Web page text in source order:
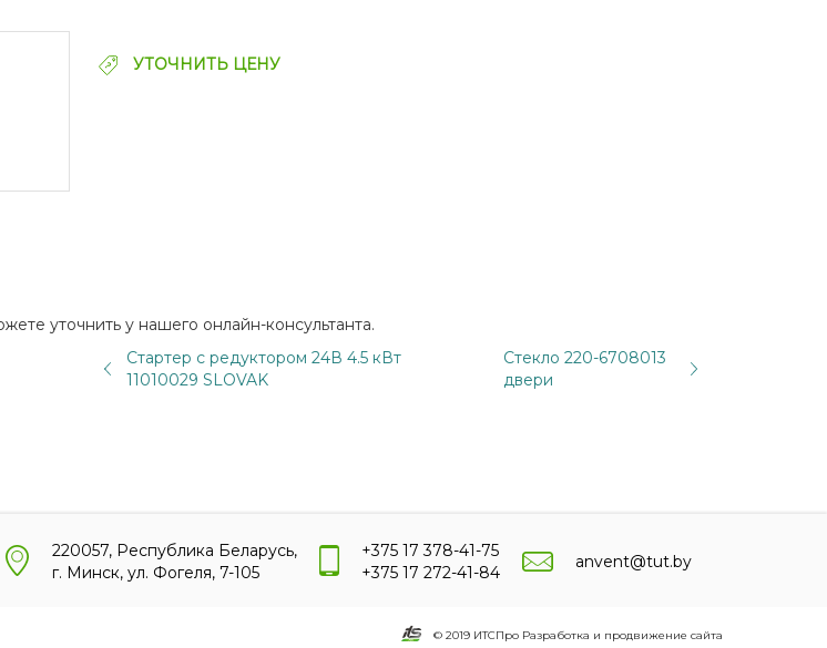
УТОЧНИТЬ ЦЕНУ
уточнить у нашего онлайн-консультанта.
Стартер с редуктором 24В 4.5 кВт
11010029 SLOVAK
Стекло 220-6708013
двери
220057, Республика Беларусь,
г. Минск, ул. Фогеля, 7-105
+375 17 378-41-75
+375 17 272-41-84
anvent@tut.by
© 2019 ИТСПро Разработка и продвижение сайта